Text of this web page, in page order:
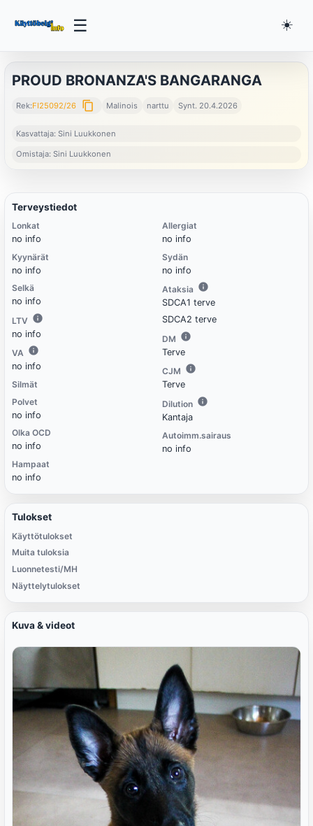
☰ ☀️
PROUD BRONANZA'S BANGARANGA
Rek:FI25092/26 content_copy Malinois narttu Synt. 20.4.2026
Kasvattaja: Sini Luukkonen
Omistaja: Sini Luukkonen
Terveystiedot
Lonkat
no info
Kyynärät
no info
Selkä
no info
LTV
no info
VA
no info
Silmät
Polvet
no info
Olka OCD
no info
Hampaat
no info
Allergiat
no info
Sydän
no info
Ataksia
SDCA1 terve
SDCA2 terve
DM
Terve
CJM
Terve
Dilution
Kantaja
Autoimm.sairaus
no info
Tulokset
Käyttötulokset
Muita tuloksia
Luonnetesti/MH
Näyttelytulokset
Kuva & videot